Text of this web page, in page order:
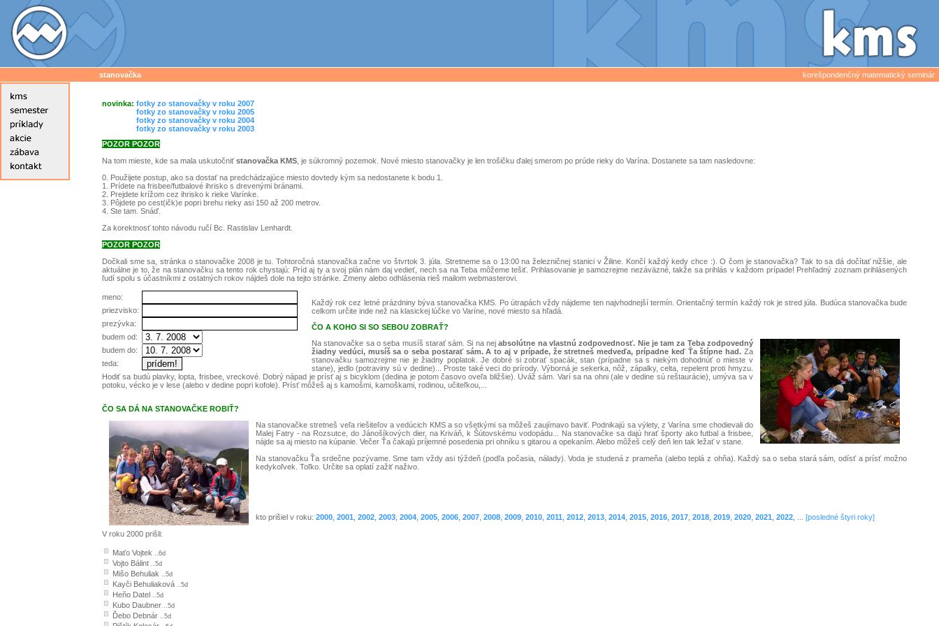
stanovačka korešpondenčný matematický seminár
novinka: fotky zo stanovačky v roku 2007
fotky zo stanovačky v roku 2005
fotky zo stanovačky v roku 2004
fotky zo stanovačky v roku 2003
POZOR POZOR
Na tom mieste, kde sa mala uskutočniťstanovačka KMS , je súkromný pozemok. Nové miesto stanovačky je len trošičku ďalej smerom po prúde rieky do Varína. Dostanete sa tam nasledovne:
0. Použijete postup, ako sa dostať na predchádzajúce miesto dovtedy kým sa nedostanete k bodu 1.
1. Prídete na frisbee/futbalové ihrisko s drevenými bránami.
2. Prejdete krížom cez ihrisko k rieke Varínke.
3. Pôjdete po cest(ičk)e popri brehu rieky asi 150 až 200 metrov.
4. Ste tam. Snáď.
Za korektnosť tohto návodu ručí Bc. Rastislav Lenhardt.
POZOR POZOR
Dočkali sme sa, stránka o stanovačke 2008 je tu. Tohtoročná stanovačka začne vo štvrtok 3. júla. Stretneme sa o 13:00 na železničnej stanici v Žiline. Končí každý kedy chce :). O čom je stanovačka? Tak to sa dá dočítať nižšie, ale
aktuálne je to, že na stanovačku sa tento rok chystajú: Príd aj ty a svoj plán nám daj vedieť, nech sa na Teba môžeme tešiť. Prihlasovanie je samozrejme nezáväzné, takže sa prihlás v každom prípade! Prehľadný zoznam prihlásených
ľudí spolu s účastníkmi z ostatných rokov nájdeš dole na tejto stránke. Zmeny alebo odhlásenia rieš mailom webmasterovi.
meno:
priezvisko:
prezývka:
budem od:
budem do:
teda:
Každý rok cez letné prázdniny býva stanovačka KMS. Po útrapách vždy nájdeme ten najvhodnejší termín. Orientačný termín každý rok je stred júla. Budúca stanovačka bude
celkom určite inde než na klasickej lúčke vo Varíne, nové miesto sa hľadá.
ČO A KOHO SI SO SEBOU ZOBRAŤ?
Na stanovačke sa o seba musíš starať sám. Si na nejabsolútne na vlastnú zodpovednosť. Nie je tam za Teba zodpovedný
žiadny vedúci, musíš sa o seba postarať sám. A to aj v prípade, že stretneš medveďa, prípadne keď Ťa štípne had. Za
stanovačku samozrejme nie je žiadny poplatok. Je dobré si zobrať spacák, stan (prípadne sa s niekým dohodnúť o mieste v
stane), jedlo (potraviny sú v dedine)... Proste také veci do prírody. Výborná je sekerka, nôž, zápalky, celta, repelent proti hmyzu.
Hodiť sa budú plavky, lopta, frisbee, vreckové. Dobrý nápad je prísť aj s bicyklom (dedina je potom časovo oveľa bližšie). Uváž sám. Varí sa na ohni (ale v dedine sú reštaurácie), umýva sa v
potoku, vécko je v lese (alebo v dedine popri kofole). Prísť môžeš aj s kamošmi, kamoškami, rodinou, učiteľkou,...
ČO SA DÁ NA STANOVAČKE ROBIŤ?
Na stanovačke stretneš veľa riešiteľov a vedúcich KMS a so všetkými sa môžeš zaujímavo baviť. Podnikajú sa výlety, z Varína sme chodievali do
Malej Fatry - na Rozsutce, do Jánošíkových dier, na Kriváň, k Šútovskému vodopádu... Na stanovačke sa dajú hrať športy ako futbal a frisbee,
nájde sa aj miesto na kúpanie. Večer Ťa čakajú príjemné posedenia pri ohníku s gitarou a opekaním. Alebo môžeš celý deň len tak ležať v stane.
Na stanovačku Ťa srdečne pozývame. Sme tam vždy asi týždeň (podľa počasia, nálady). Voda je studená z prameňa (alebo teplá z ohňa). Každý sa o seba stará sám, odísť a prísť možno
kedykoľvek. Toľko. Určite sa oplatí zažiť naživo.
kto prišiel v roku: 2000 2001 2002 2003 2004 2005 2006 2007 2008 2009 2010 2011 2012 2013 2014 2015 2016 2017 2018 2019 2020 2021 2022
[posledné štyri roky]
V roku 2000 prišli:
Maťo Vojtek ..6d
Vojto Bálint ..5d
Mišo Behuliak ..5d
Kayči Behuliaková ..5d
Heňo Datel ..5d
Kubo Daubner ..5d
Ďebo Debnár ..5d